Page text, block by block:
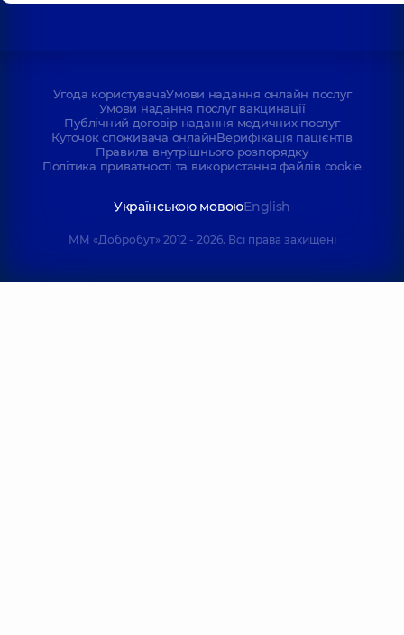
Угода користувачаУмови надання онлайн послуг
Умови надання послуг вакцинації
Публічний договір надання медичних послуг
Куточок споживача онлайнВерифікація пацієнтів
Правила внутрішнього розпорядку
Політика приватності та використання файлів cookie
Українською мовоюEnglish
ММ «Добробут» 2012 - 2026. Всі права захищені